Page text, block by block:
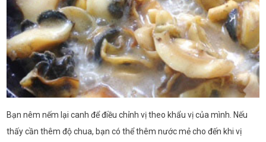
Bạn nêm nếm lại canh để điều chỉnh vị theo khẩu vị của mình. Nếu
thấy cần thêm độ chua, bạn có thể thêm nước mẻ cho đến khi vị